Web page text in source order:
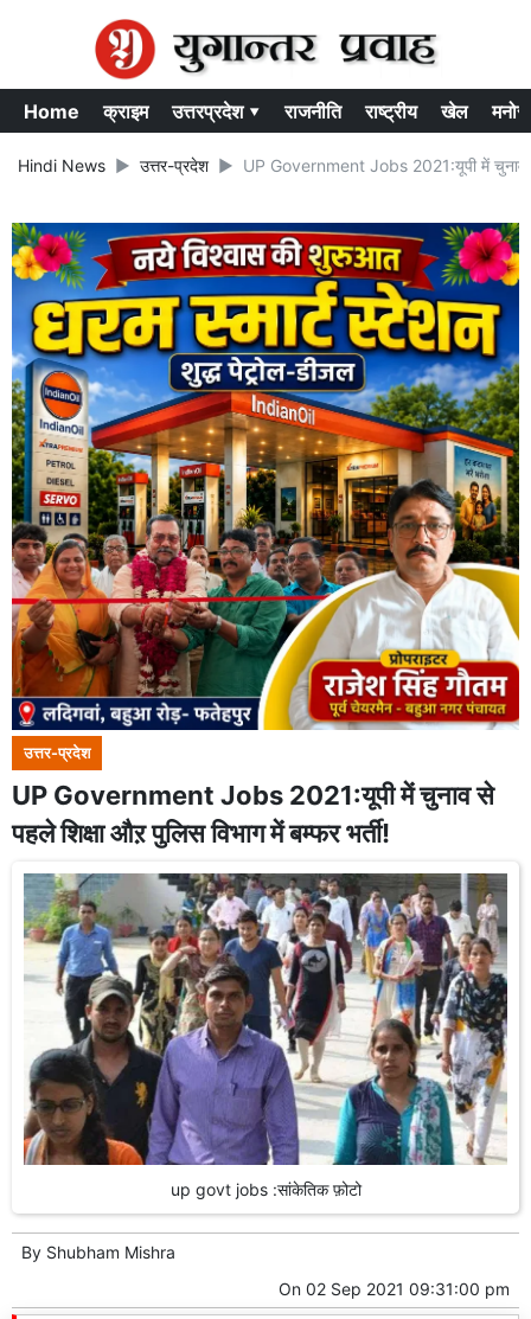
Home क्राइम उत्तरप्रदेश ▾ राजनीति राष्ट्रीय खेल
Hindi News उत्तर-प्रदेश UP Government Jobs 2021:यूपी में चुनाव से
उत्तर-प्रदेश
UP Government Jobs 2021:यूपी में चुनाव से
पहले शिक्षा औऱ पुलिस विभाग में बम्फर भर्ती!
up govt jobs :सांकेतिक फ़ोटो
By Shubham Mishra
On 02 Sep 2021 09:31:00 pm